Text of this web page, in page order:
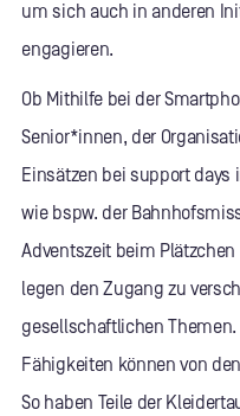
um sich auch in anderen
engagieren.
Ob Mithilfe bei der
Senior*innen, der
Einsätzen bei support
wie bspw. der
Adventszeit beim
legen den Zugang zu
gesellschaftlichen
Fähigkeiten können von
So haben Teile der